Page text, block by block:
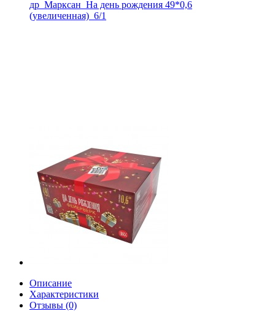
др_Марксан_На день рождения 49*0,6
(увеличенная)_6/1
Описание
Характеристики
Отзывы (0)